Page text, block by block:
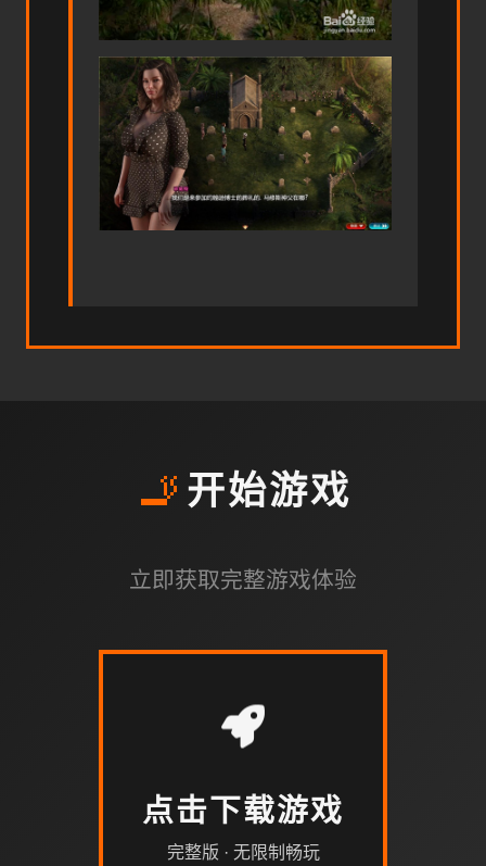
🚬 开始游戏
立即获取完整游戏体验
点击下载游戏
完整版 · 无限制畅玩